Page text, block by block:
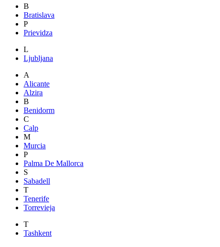
B
Bratislava
P
Prievidza
L
Ljubljana
A
Alicante
Alzira
B
Benidorm
C
Calp
M
Murcia
P
Palma De Mallorca
S
Sabadell
T
Tenerife
Torrevieja
T
Tashkent